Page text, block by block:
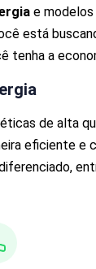
e
está
tenha a
de alta
eficiente e